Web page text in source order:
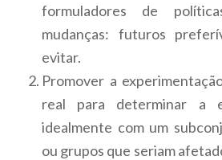
formuladores de
mudanças: futuros
evitar.
Promover a
real para determinar a
idealmente com um
ou grupos que seriam